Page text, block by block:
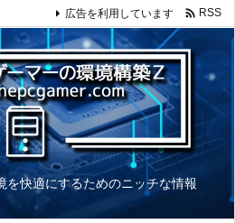
を快適にするためのニッチな情報
広告を利用しています  RSS